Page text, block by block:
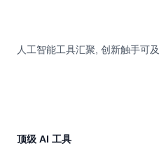
人工智能工具汇聚, 创新触手可及
顶级 AI 工具